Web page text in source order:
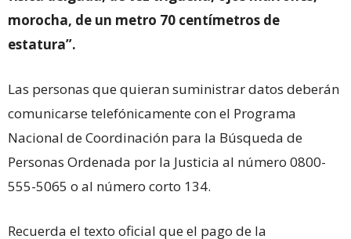
morocha, de un metro 70 centímetros de
estatura”.
Las personas que quieran suministrar datos deberán
comunicarse telefónicamente con el Programa
Nacional de Coordinación para la Búsqueda de
Personas Ordenada por la Justicia al número 0800-
555-5065 o al número corto 134.
Recuerda el texto oficial que el pago de la